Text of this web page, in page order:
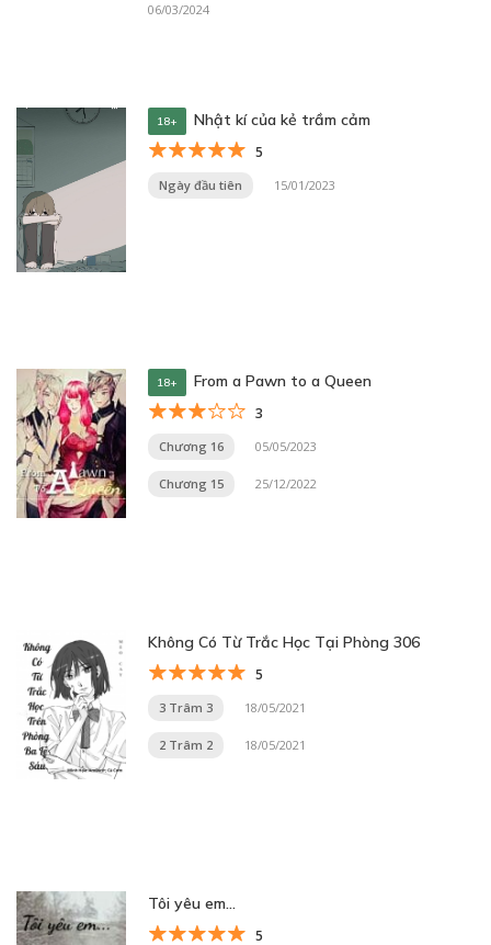
06/03/2024
18+ Nhật kí của kẻ trầm cảm
5
Ngày đầu tiên 15/01/2023
18+ From a Pawn to a Queen
3
Chương 16 05/05/2023
Chương 15 25/12/2022
Không Có Từ Trắc Học Tại Phòng 306
5
3 Trâm 3 18/05/2021
2 Trâm 2 18/05/2021
Tôi yêu em…
5